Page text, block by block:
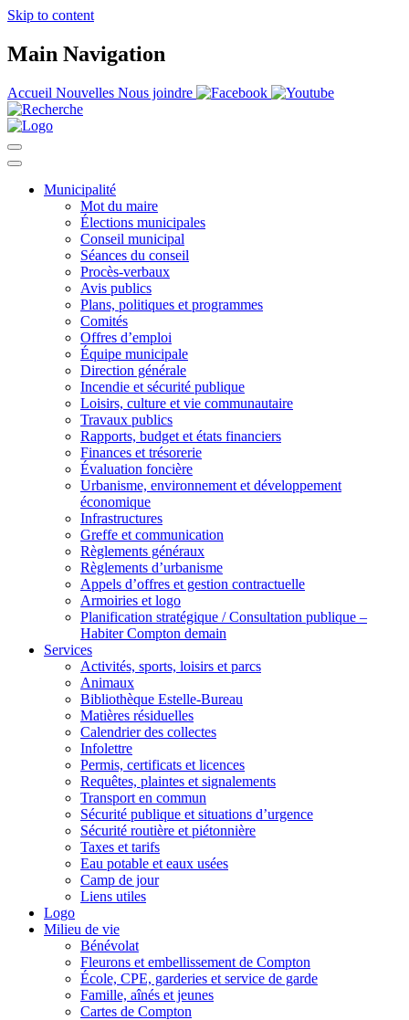
Skip to content
Main Navigation
Accueil Nouvelles Nous joindre
Municipalité
Mot du maire
Élections municipales
Conseil municipal
Séances du conseil
Procès-verbaux
Avis publics
Plans, politiques et programmes
Comités
Offres d’emploi
Équipe municipale
Direction générale
Incendie et sécurité publique
Loisirs, culture et vie communautaire
Travaux publics
Rapports, budget et états financiers
Finances et trésorerie
Évaluation foncière
Urbanisme, environnement et développement
économique
Infrastructures
Greffe et communication
Règlements généraux
Règlements d’urbanisme
Appels d’offres et gestion contractuelle
Armoiries et logo
Planification stratégique / Consultation publique –
Habiter Compton demain
Services
Activités, sports, loisirs et parcs
Animaux
Bibliothèque Estelle-Bureau
Matières résiduelles
Calendrier des collectes
Infolettre
Permis, certificats et licences
Requêtes, plaintes et signalements
Transport en commun
Sécurité publique et situations d’urgence
Sécurité routière et piétonnière
Taxes et tarifs
Eau potable et eaux usées
Camp de jour
Liens utiles
Logo
Milieu de vie
Bénévolat
Fleurons et embellissement de Compton
École, CPE, garderies et service de garde
Famille, aînés et jeunes
Cartes de Compton